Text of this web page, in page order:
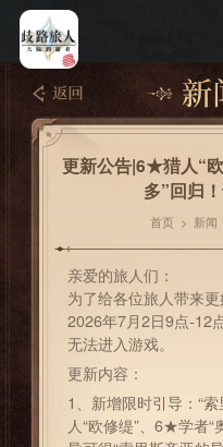
更新公告|6★猎人“
多”回归
首页 > 新闻
亲爱的旅人们：
为了给各位旅人带来
2026年7月2日9点-12
无法进入游戏。
更新内容：
1、新增限时引导：“
人“欧修缇”、6★学者“